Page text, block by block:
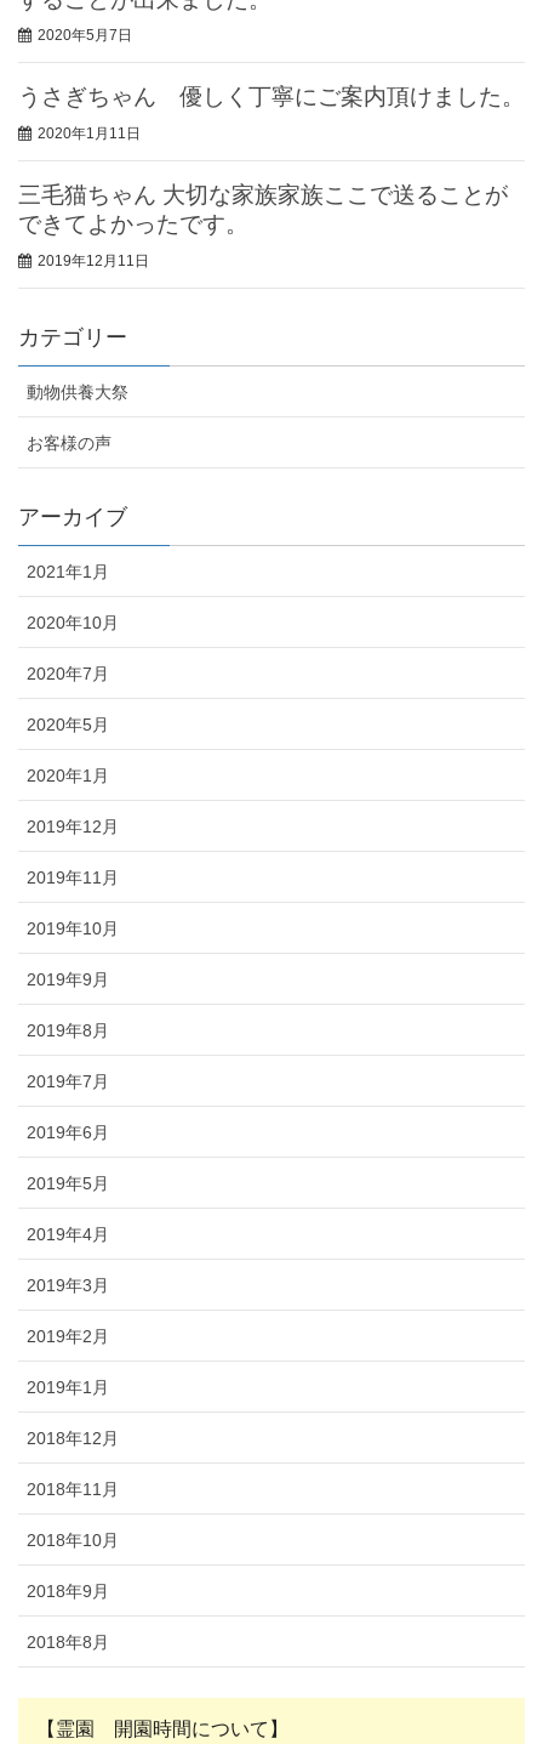
2020年5月7日
うさぎちゃん 優しく丁寧にご案内頂けました。
2020年1月11日
三毛猫ちゃん 大切な家族家族ここで送ることが
できてよかったです。
2019年12月11日
カテゴリー
動物供養大祭
お客様の声
アーカイブ
2021年1月
2020年10月
2020年7月
2020年5月
2020年1月
2019年12月
2019年11月
2019年10月
2019年9月
2019年8月
2019年7月
2019年6月
2019年5月
2019年4月
2019年3月
2019年2月
2019年1月
2018年12月
2018年11月
2018年10月
2018年9月
2018年8月
【霊園 開園時間について】